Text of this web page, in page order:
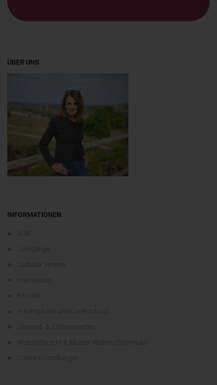
ÜBER UNS
INFORMATIONEN
AGB
Jahrgänge
Callback Service
Impressum
Kontakt
Privatsphäre und Datenschutz
Versand- & Zahlungsarten
Widerrufsrecht & Muster-Widerrufsformular
Cookie Einstellungen